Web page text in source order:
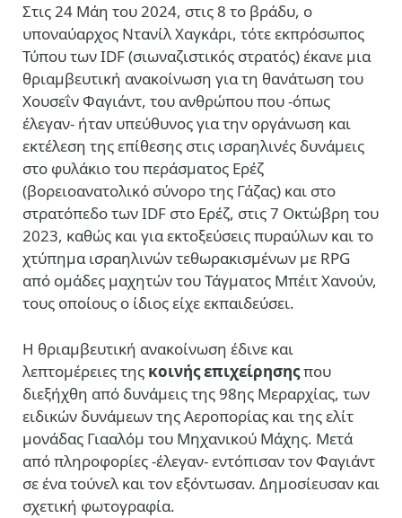
Στις 24 Μάη του 2024, στις 8 το βράδυ, ο
υποναύαρχος Ντανίλ Χαγκάρι, τότε εκπρόσωπος
Τύπου των IDF (σιωναζιστικός στρατός) έκανε μια
θριαμβευτική ανακοίνωση για τη θανάτωση του
Χουσεΐν Φαγιάντ, του ανθρώπου που -όπως
έλεγαν- ήταν υπεύθυνος για την οργάνωση και
εκτέλεση της επίθεσης στις ισραηλινές δυνάμεις
στο φυλάκιο του περάσματος Ερέζ
(βορειοανατολικό σύνορο της Γάζας) και στο
στρατόπεδο των IDF στο Ερέζ, στις 7 Οκτώβρη του
2023, καθώς και για εκτοξεύσεις πυραύλων και το
χτύπημα ισραηλινών τεθωρακισμένων με RPG
από ομάδες μαχητών του Τάγματος Μπέιτ Χανούν,
τους οποίους ο ίδιος είχε εκπαιδεύσει.
Η θριαμβευτική ανακοίνωση έδινε και
λεπτομέρειες της κοινής επιχείρησηςπου
διεξήχθη από δυνάμεις της 98ης Μεραρχίας, των
ειδικών δυνάμεων της Αεροπορίας και της ελίτ
μονάδας Γιααλόμ του Μηχανικού Μάχης. Μετά
από πληροφορίες -έλεγαν- εντόπισαν τον Φαγιάντ
σε ένα τούνελ και τον εξόντωσαν. Δημοσίευσαν και
σχετική φωτογραφία.